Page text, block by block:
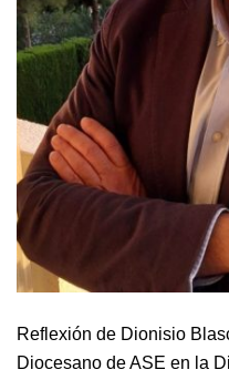
Reflexión de Dionisio
Diocesano de ASE en la